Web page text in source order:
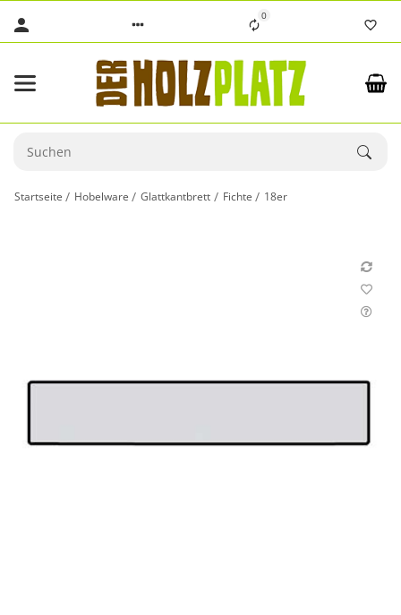
0
Startseite Hobelware Glattkantbrett Fichte 18er